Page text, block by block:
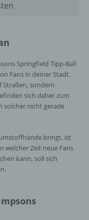
Springfield Tipp-Ball
Fans in deiner Stadt.
Straßen, sondern
sich daher zum
solcher nicht gerade
bringt, ist
welcher Zeit neue Fans
kann, soll sich